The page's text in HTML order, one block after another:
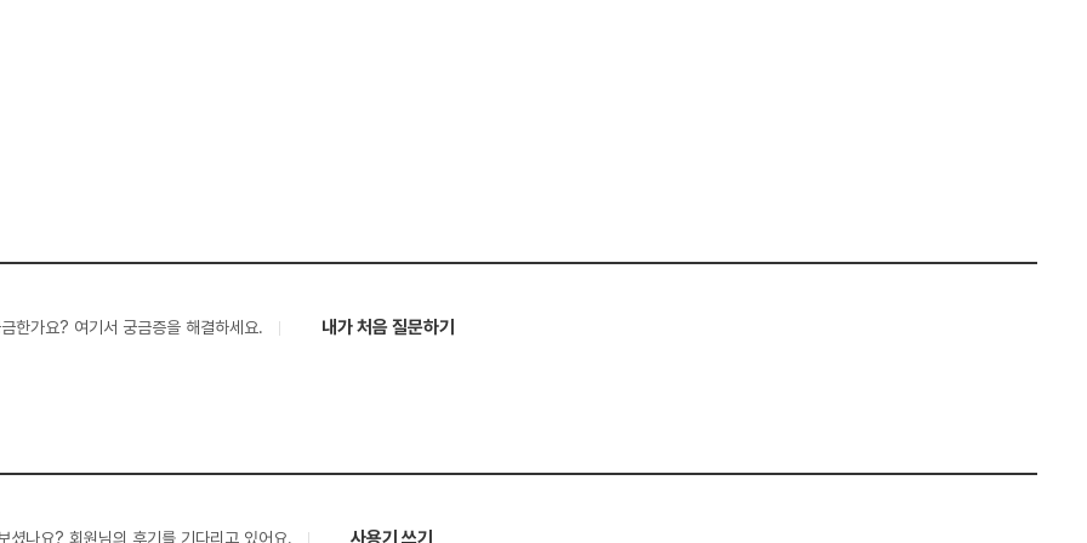
한가요? 여기서 궁금증을 해결하세요. 내가 처음 질문하기
셨나요? 회원님의 후기를 기다리고 있어요. 사용기 쓰기